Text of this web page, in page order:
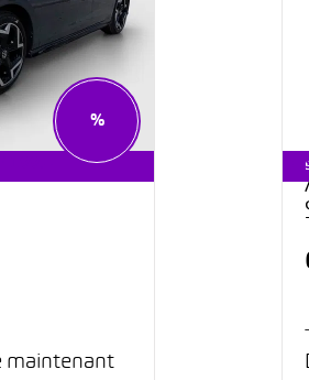
%
199.–
maintenant